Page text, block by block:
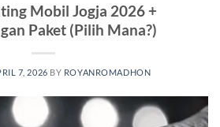
Mobil Jogja 2026 +
Paket (Pilih Mana?)
7, 2026 BY ROYANROMADHON